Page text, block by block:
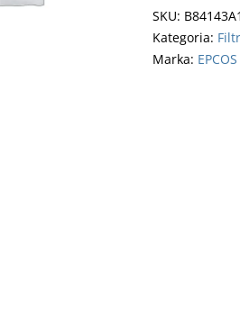
SKU:
Kategoria:
Marka: EPCOS